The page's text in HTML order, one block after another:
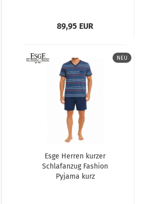
89,95 EUR
NEU
Esge Herren kurzer
Schlafanzug Fashion
Pyjama kurz